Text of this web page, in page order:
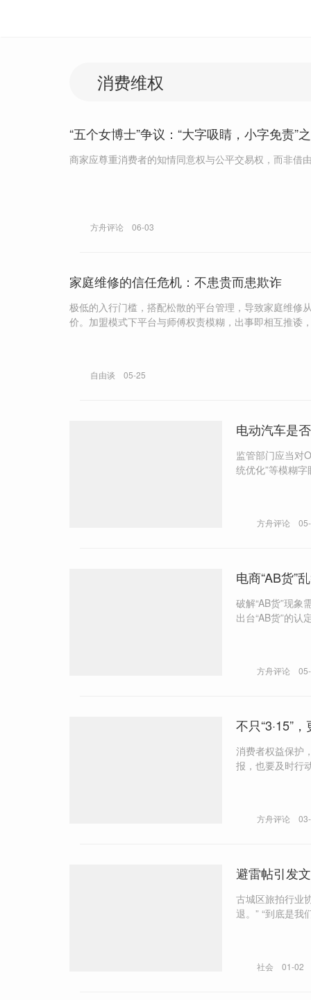
“五个女博士”争议：“大字吸睛，小字免责”
商家应尊重消费者的知情同意权与公平交易权，而非借
方舟评论 06-03
家庭维修的信任危机：不患贵而患欺诈
极低的入行门槛，搭配松散的平台管理，导致家庭维修
价。加盟模式下平台与师傅权责模糊，出事即相互推诿
自由谈 05-25
电动汽车是
监管部门应当对
统优化”等模糊
方舟评论
电商“AB货”
破解“AB货”现
出台“AB货”的
方舟评论
不只“3·15”
消费者权益保护
报，也要及时行
方舟评论
避雷帖引发
古城区旅拍行业
退。” “到底是我们提了不合理的诉求，还是他们的服务真的没有做到位？”有消费者认为权益受损，发帖避雷是正当维权。
社会 01-02